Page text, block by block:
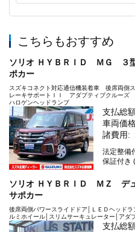
こちらもおすすめ
ソリオ ＨＹＢＲＩＤ ＭＧ
ポカー
スズキコネクト対応通信機装着車 後席両側
レーキサポートＩＩ アダプティブクルー
ハロゲンヘッドランプ
支払総
車両価
諸費用:
法定整備
保証付き
ソリオ ＨＹＢＲＩＤ ＭＺ デ
サポカー
後席両側パワースライドドア│ＬＥＤヘッド
ルミホイール│スリムサーキュレーター│アダ
支払総